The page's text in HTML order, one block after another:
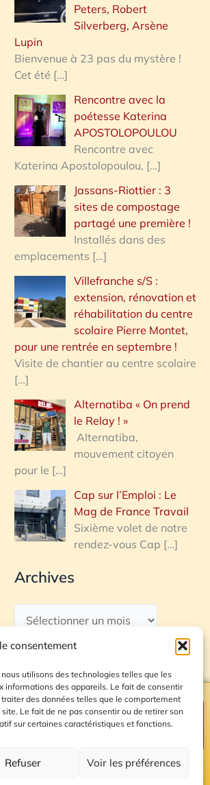
consentement
utilisons des technologies telles que les
informations des appareils. Le fait de consentir
des données telles que le comportement
Le fait de ne pas consentir ou de retirer son
sur certaines caractéristiques et fonctions.
Refuser Voir les préférences
Peters, Robert
Silverberg, Arsène
Lupin
Bienvenue à 23 pas du mystère !
Cet été […]
Rencontre avec la
poétesse Katerina
APOSTOLOPOULOU
Rencontre avec
Katerina Apostolopoulou, […]
Jassans-Riottier : 3
sites de compostage
partagé une première !
Installés dans des
emplacements […]
Villefranche s/S :
extension, rénovation et
réhabilitation du centre
scolaire Pierre Montet,
pour une rentrée en septembre !
Visite de chantier au centre scolaire
[…]
Alternatiba « On prend
le Relay ! »
Alternatiba,
mouvement citoyen
pour le […]
Cap sur l’Emploi : Le
Mag de France Travail
Sixième volet de notre
rendez-vous Cap […]
Archives